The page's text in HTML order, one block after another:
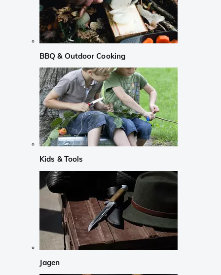
BBQ & Outdoor Cooking
Kids & Tools
Jagen